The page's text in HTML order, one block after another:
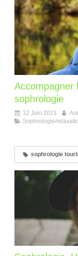
Accompagner
sophrologie
12 Juin 2021
Sophrologie/
sophrologie